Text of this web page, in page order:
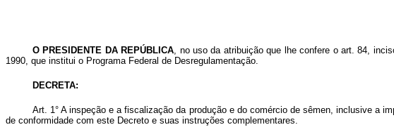
O PRESIDENTE DA REPÚBLICA, no uso da atribuição que lhe confere o art. 84,
1990, que institui o Programa Federal de Desregulamentação.
DECRETA:
Art. 1° A inspeção e a fiscalização da produção e do comércio de sêmen, inclusive a
de conformidade com este Decreto e suas instruções complementares.